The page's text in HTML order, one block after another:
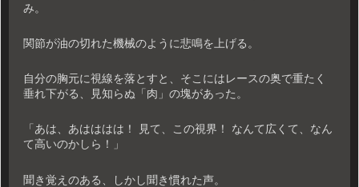
み。
関節が油の切れた機械のように悲鳴を上げる。
自分の胸元に視線を落とすと、そこにはレースの奥で重たく
垂れ下がる、見知らぬ「肉」の塊があった。
「あは、あはははは！ 見て、この視界！ なんて広くて、なん
て高いのかしら！」
聞き覚えのある、しかし聞き慣れた声。